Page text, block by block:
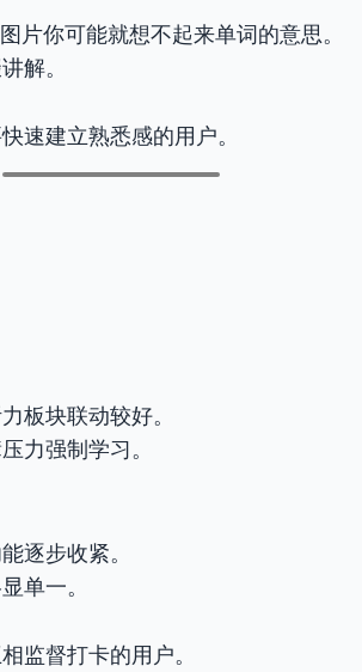
片你可能就想不起来单词的意思。
解。
速建立熟悉感的用户。
板块联动较好。
力强制学习。
逐步收紧。
单一。
监督打卡的用户。